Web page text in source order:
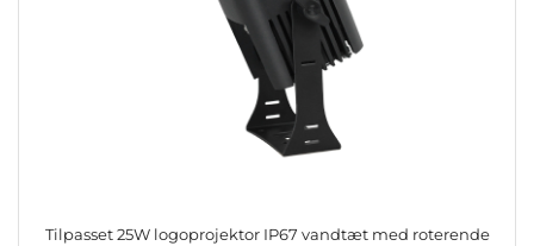
Tilpasset 25W logoprojektor IP67 vandtæt med roterende